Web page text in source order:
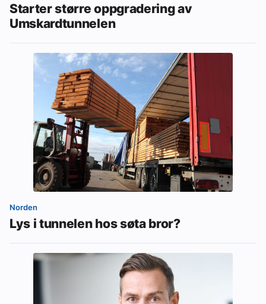
Starter større oppgradering av
Umskardtunnelen
Norden
Lys i tunnelen hos søta bror?